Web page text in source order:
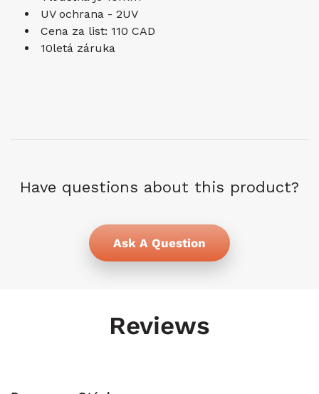
UV ochrana - 2UV
Cena za list: 110 CAD
10letá záruka
Have questions about this product?
Ask A Question
Reviews